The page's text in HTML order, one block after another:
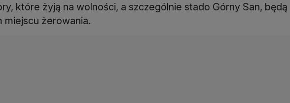
które żyją na wolności, a szczególnie stado Górny San, będą
miejscu żerowania.